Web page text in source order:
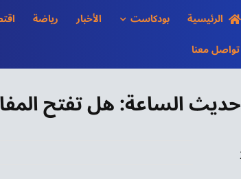
الرئيسية بودكاست الأخبار رياضة
تواصل معنا
حديث الساعة: هل تفتح